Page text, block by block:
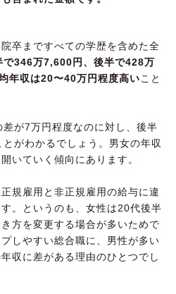
卒まですべての学歴を含めた全
で346万7,600円、後半で428万
年収は20〜40万円程度高いこと
が7万円程度なのに対し、後半
がわかるでしょう。男女の年収
いていく傾向にあります。
規雇用と非正規雇用の給与に違
。というのも、女性は20代後半
方を変更する場合が多いためで
しやすい総合職に、男性が多い
収に差がある理由のひとつでし